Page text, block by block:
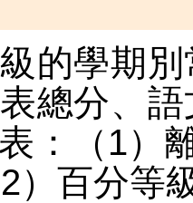
的學期
總分、
：（1）
）百分等